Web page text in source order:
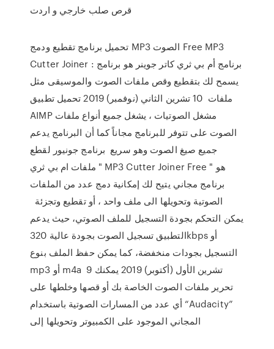
قرص صلب خارجي و اردت
تحميل برنامج تقطيع ودمج MP3 الصوت Free MP3
Cutter Joiner : برنامج أم بي ثري كاتر جوينر هو برنامج
يسمح لك بتقطيع وقص ملفات الصوت والموسيقى مثل
ملفات 10 تشرين الثاني (نوفمبر) 2019 تحميل تطبيق
AIMP مشغل الصوتيات ، يشغل جميع أنواع ملفات
الصوت على تتوفر للبرنامج مجاناً كما أن البرنامج يدعم
جميع صيغ الصوت وهو سريع برنامج جونيور لقطع
ملفات ام بي ثري " MP3 Cutter Joiner Free " هو
برنامج مجاني يتيح لك إمكانية دمج عدد من الملفات
الصوتية وتحويلها الى ملف واحد ، أو تقطيع وتجزئة
يمكن التحكم بجودة التسجيل للملف الصوتي، حيث يدعم
التطبيق تسجيل الصوت بجودة عالية 320kbps أو
التسجيل بجودات منخفضة، كما يمكن حفظ الملف بنوع
mp3 أو m4a 9 تشرين الأول (أكتوبر) 2019 يمكنك
تحرير ملفات الصوت الخاصة بك أو قصها وخلطها على
أي عدد من المسارات الصوتية باستخدام “Audacity”